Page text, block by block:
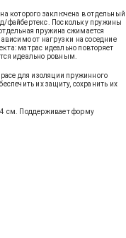
которого заключена в отдельный
файбертекс. Поскольку пружины
пружина сжимается
от нагрузки на соседние
матрас идеально повторяет
идеально ровным.
для изоляции пружинного
их защиту, сохранить их
4 см. Поддерживает форму